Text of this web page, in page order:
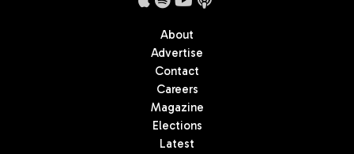
About
Advertise
Contact
Careers
Magazine
Elections
Latest